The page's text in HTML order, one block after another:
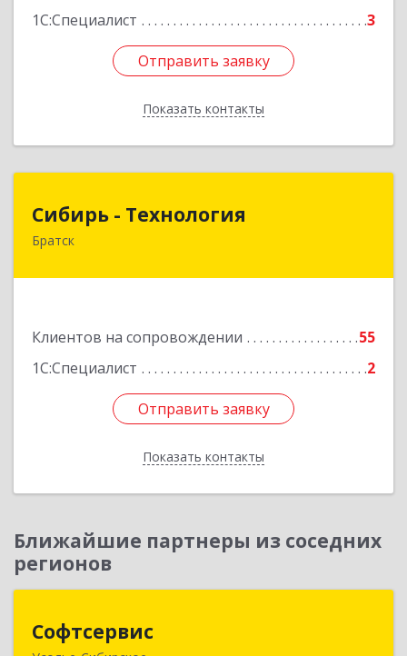
1С:Специалист
3
Отправить заявку
Показать контакты
Отправить заявку
Назад
Сибирь - Технология
Братск
Клиентов на сопровождении
55
1С:Специалист
2
Отправить заявку
Показать контакты
Отправить заявку
Назад
Ближайшие партнеры из соседних
регионов
Софтсервис